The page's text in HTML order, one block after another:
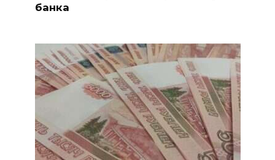
банка